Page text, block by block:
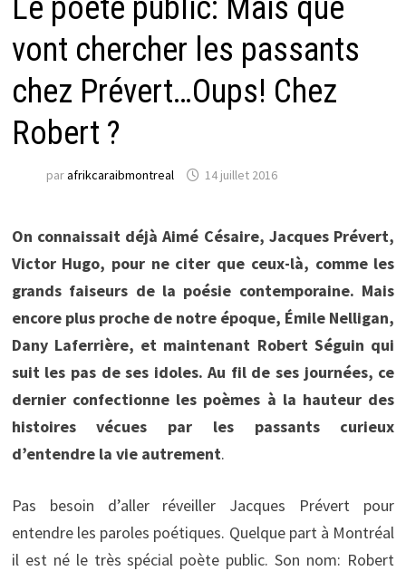
Le poète public: Mais que
vont chercher les passants
chez Prévert…Oups! Chez
Robert ?
parafrikcaraibmontreal 14 juillet 2016
On connaissait déjà Aimé Césaire, Jacques Prévert,
Victor Hugo, pour ne citer que ceux-là, comme les
grands faiseurs de la poésie contemporaine. Mais
encore plus proche de notre époque, Émile Nelligan,
Dany Laferrière, et maintenant Robert Séguin qui
suit les pas de ses idoles. Au fil de ses journées, ce
dernier confectionne les poèmes à la hauteur des
histoires vécues par les passants curieux
d’entendre la vie autrement.
Pas besoin d’aller réveiller Jacques Prévert pour
entendre les paroles poétiques. Quelque part à Montréal
il est né le très spécial poète public. Son nom: Robert